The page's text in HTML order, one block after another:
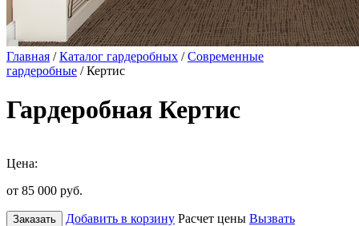
Главная /Каталог гардеробных /Современные
гардеробные / Кертис
Гардеробная Кертис
Цена:
от 85 000 руб.
Заказать Добавить в корзину Расчет цены Вызвать